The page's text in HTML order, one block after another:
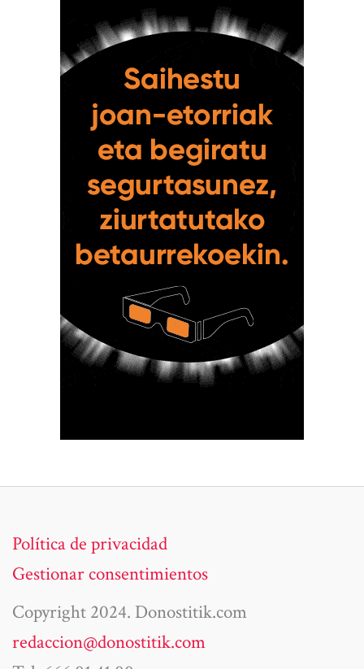
Política de privacidad
Gestionar consentimientos
Copyright 2024. Donostitik.com
redaccion@donostitik.com